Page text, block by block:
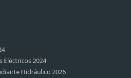
Eléctricos 2024
Hidráulico 2026